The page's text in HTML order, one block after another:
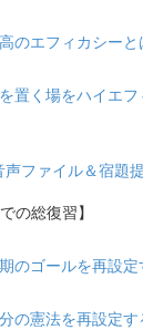
のエフィカシーと
置く場をハイエフ
ファイル＆宿題
の総復習】
のゴールを再設定
の憲法を再設定す